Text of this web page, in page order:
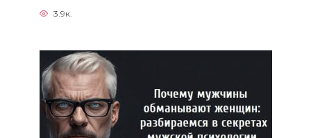
3.9к.